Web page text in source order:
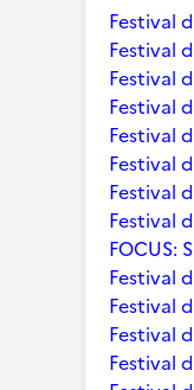
Festival
Festival
Festival
Festival
Festival
Festival
Festival
Festival
FOCUS:
Festival
Festival
Festival
Festival